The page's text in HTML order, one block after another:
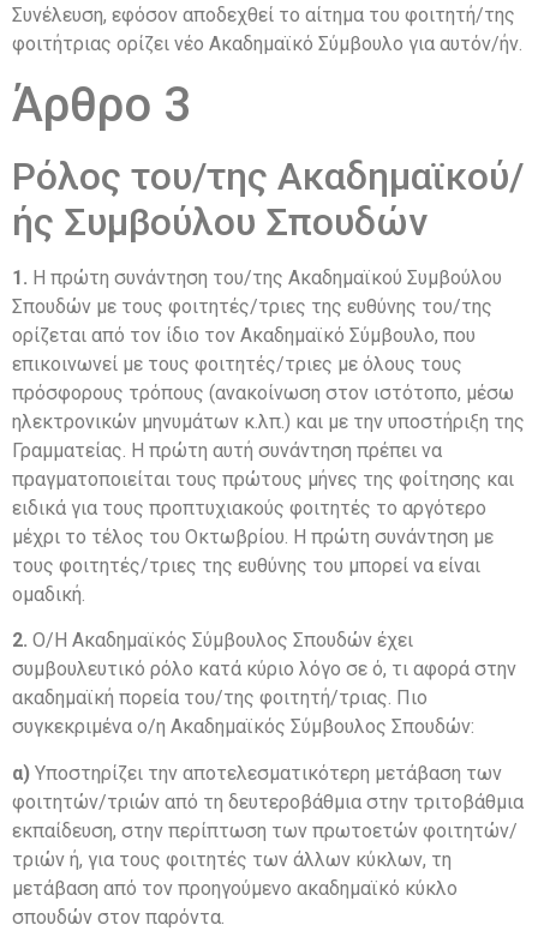
Συνέλευση, εφόσον αποδεχθεί το αίτημα του φοιτητή/της
φοιτήτριας ορίζει νέο Ακαδημαϊκό Σύμβουλο για αυτόν/ήν.
Άρθρο 3
Ρόλος του/της Ακαδημαϊκού/
ής Συμβούλου Σπουδών
1. Η πρώτη συνάντηση του/της Ακαδημαϊκού Συμβούλου
Σπουδών με τους φοιτητές/τριες της ευθύνης του/της
ορίζεται από τον ίδιο τον Ακαδημαϊκό Σύμβουλο, που
επικοινωνεί με τους φοιτητές/τριες με όλους τους
πρόσφορους τρόπους (ανακοίνωση στον ιστότοπο, μέσω
ηλεκτρονικών μηνυμάτων κ.λπ.) και με την υποστήριξη της
Γραμματείας. Η πρώτη αυτή συνάντηση πρέπει να
πραγματοποιείται τους πρώτους μήνες της φοίτησης και
ειδικά για τους προπτυχιακούς φοιτητές το αργότερο
μέχρι το τέλος του Οκτωβρίου. Η πρώτη συνάντηση με
τους φοιτητές/τριες της ευθύνης του μπορεί να είναι
ομαδική.
2. Ο/Η Ακαδημαϊκός Σύμβουλος Σπουδών έχει
συμβουλευτικό ρόλο κατά κύριο λόγο σε ό, τι αφορά στην
ακαδημαϊκή πορεία του/της φοιτητή/τριας. Πιο
συγκεκριμένα ο/η Ακαδημαϊκός Σύμβουλος Σπουδών:
α) Υποστηρίζει την αποτελεσματικότερη μετάβαση των
φοιτητών/τριών από τη δευτεροβάθμια στην τριτοβάθμια
εκπαίδευση, στην περίπτωση των πρωτοετών φοιτητών/
τριών ή, για τους φοιτητές των άλλων κύκλων, τη
μετάβαση από τον προηγούμενο ακαδημαϊκό κύκλο
σπουδών στον παρόντα.